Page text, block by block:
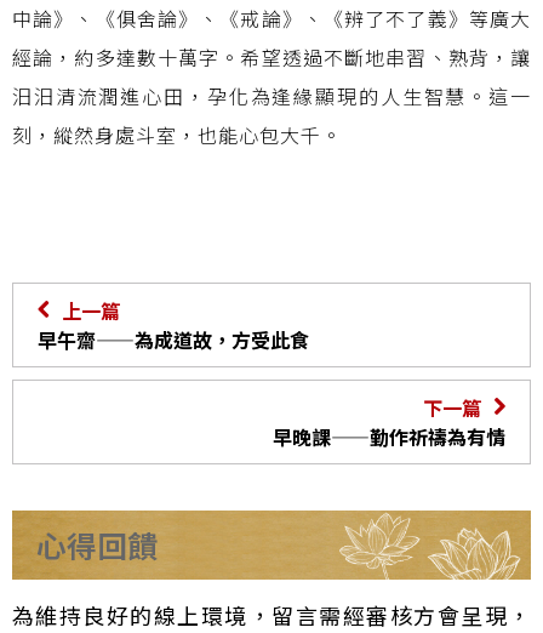
中論》、《俱舍論》、《戒論》、《辨了不了義》等廣大
經論，約多達數十萬字。希望透過不斷地串習、熟背，讓
汩汩清流潤進心田，孕化為逢緣顯現的人生智慧。這一
刻，縱然身處斗室，也能心包大千。
上一篇
早午齋——為成道故，方受此食
下一篇
早晚課——勤作祈禱為有情
心得回饋
為維持良好的線上環境，留言需經審核方會呈現，